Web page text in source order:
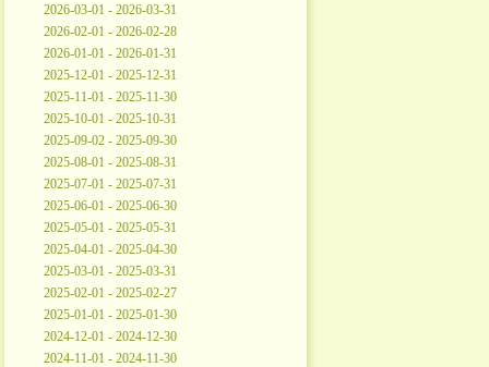
2026-03-01 - 2026-03-31
2026-02-01 - 2026-02-28
2026-01-01 - 2026-01-31
2025-12-01 - 2025-12-31
2025-11-01 - 2025-11-30
2025-10-01 - 2025-10-31
2025-09-02 - 2025-09-30
2025-08-01 - 2025-08-31
2025-07-01 - 2025-07-31
2025-06-01 - 2025-06-30
2025-05-01 - 2025-05-31
2025-04-01 - 2025-04-30
2025-03-01 - 2025-03-31
2025-02-01 - 2025-02-27
2025-01-01 - 2025-01-30
2024-12-01 - 2024-12-30
2024-11-01 - 2024-11-30